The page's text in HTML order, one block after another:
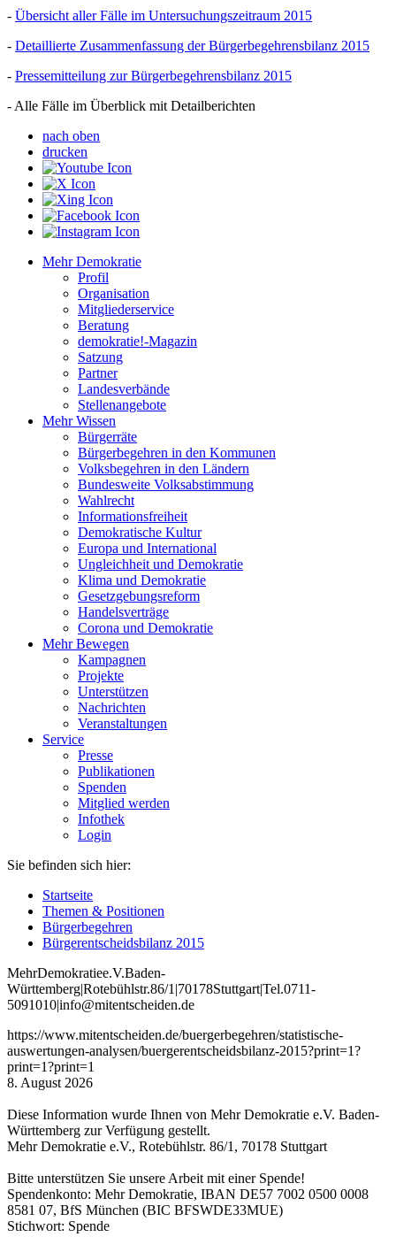
- Übersicht aller Fälle im Untersuchungszeitraum 2015
- Detaillierte Zusammenfassung der Bürgerbegehrensbilanz 2015
- Pressemitteilung zur Bürgerbegehrensbilanz 2015
- Alle Fälle im Überblick mit Detailberichten
nach oben
drucken
Mehr Demokratie
Profil
Organisation
Mitgliederservice
Beratung
demokratie!-Magazin
Satzung
Partner
Landesverbände
Stellenangebote
Mehr Wissen
Bürgerräte
Bürgerbegehren in den Kommunen
Volksbegehren in den Ländern
Bundesweite Volksabstimmung
Wahlrecht
Informationsfreiheit
Demokratische Kultur
Europa und International
Ungleichheit und Demokratie
Klima und Demokratie
Gesetzgebungsreform
Handelsverträge
Corona und Demokratie
Mehr Bewegen
Kampagnen
Projekte
Unterstützen
Nachrichten
Veranstaltungen
Service
Presse
Publikationen
Spenden
Mitglied werden
Infothek
Login
Sie befinden sich hier:
Startseite
Themen & Positionen
Bürgerbegehren
Bürgerentscheidsbilanz 2015
MehrDemokratiee.V.Baden-
Württemberg|Rotebühlstr.86/1 |70178Stuttgart|Tel.0711-
5091010|info@mitentscheiden.de
https://www.mitentscheiden.de/buergerbegehren/statistische-
auswertungen-analysen/buergerentscheidsbilanz-2015?print=1?
print=1?print=1
8. August 2026
Diese Information wurde Ihnen von Mehr Demokratie e.V. Baden-
Württemberg zur Verfügung gestellt.
Mehr Demokratie e.V., Rotebühlstr. 86/1, 70178 Stuttgart
Bitte unterstützen Sie unsere Arbeit mit einer Spende!
Spendenkonto: Mehr Demokratie, IBAN DE57 7002 0500 0008
8581 07, BfS München (BIC BFSWDE33MUE)
Stichwort: Spende